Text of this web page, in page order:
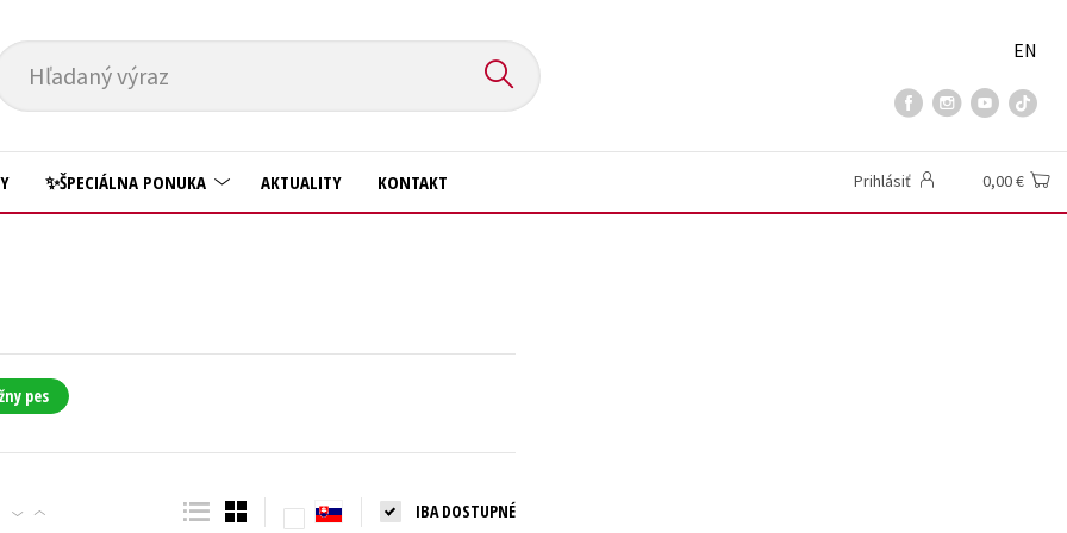
Hľadaný výraz
EN
Kuchárske knihy
New Adult
Obchod a ekonómia
Prírodné vedy
✨ŠPECIÁLNA PONUKA AKTUALITY KONTAKT Prihlásiť 0,00 €
pes
IBA DOSTUPNÉ